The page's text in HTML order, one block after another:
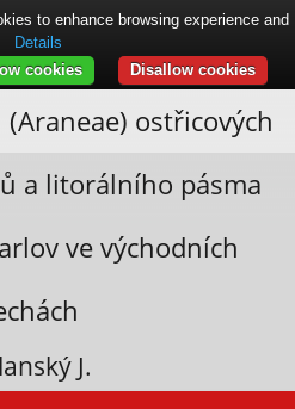
(Araneae) ostřicových
a litorálního pásma
ve východních
J.
to enhance browsing experience and
Details
Disallow cookies
cookies